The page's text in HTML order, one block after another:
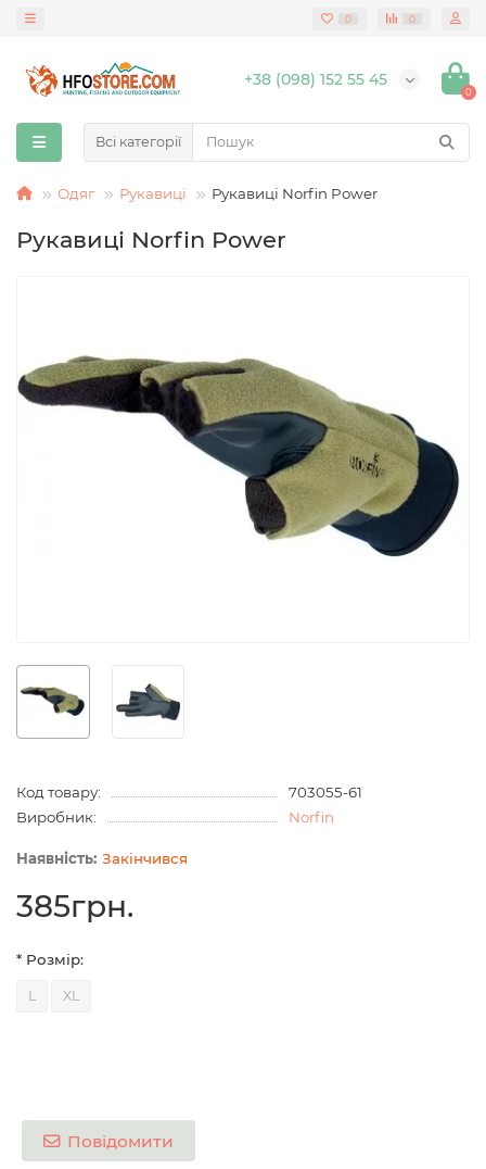
0 0
+38 (098) 152 55 45
0
Всі категорії
Одяг Рукавиці Рукавиці Norfin Power
Рукавиці Norfin Power
Код товару:
703055-61
Виробник:
Norfin
Закінчився
385грн.
* Розмір:
L XL
Повідомити